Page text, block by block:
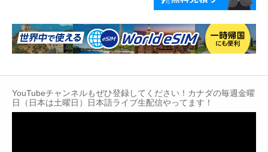
イベントカレンダー
About Us
YouTubeチャンネルもぜひ登録してください！カナダの毎週金曜
日（日本は土曜日）日本語ライブ生配信やってます！